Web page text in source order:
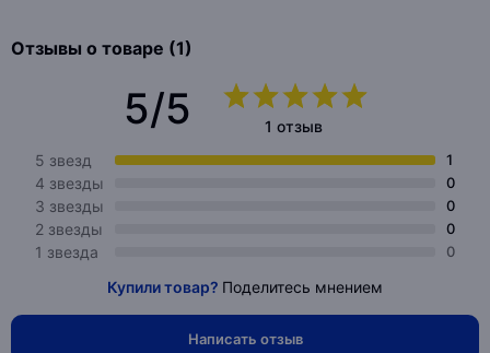
Отзывы о товаре (1)
5/5
1 отзыв
5 звезд
1
4 звезды 0
3 звезды 0
2 звезды 0
1 звезда 0
Купили товар? Поделитесь мнением
Написать отзыв